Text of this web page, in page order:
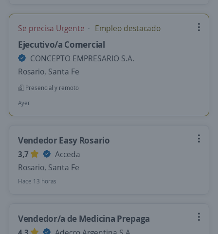
Se precisa Urgente Empleo destacado
Ejecutivo/a Comercial
CONCEPTO EMPRESARIO S.A.
Rosario, Santa Fe
Presencial y remoto
Ayer
Vendedor Easy Rosario
3,7
Acceda
Rosario, Santa Fe
Hace 13 horas
Vendedor/a de Medicina Prepaga